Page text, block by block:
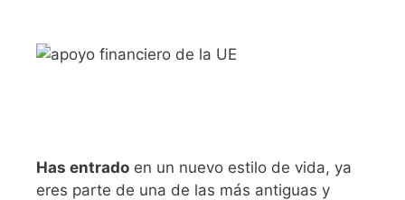
Has entrado en un nuevo estilo de vida, ya
eres parte de una de las más antiguas y